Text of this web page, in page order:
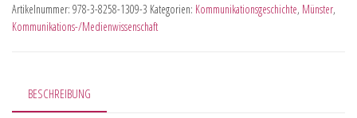
Artikelnummer: 978-3-8258-1309-3 Kategorien: Kommunikationsgeschichte, Münster,
Kommunikations-/Medienwissenschaft
BESCHREIBUNG